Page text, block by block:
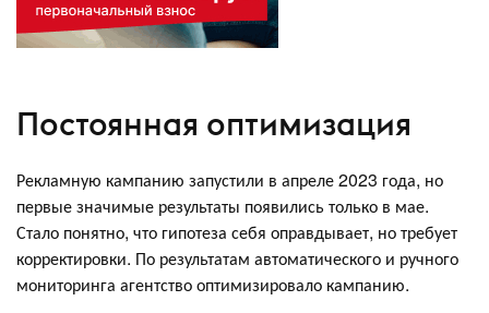
Постоянная оптимизация
Рекламную кампанию запустили в апреле 2023 года, но
первые значимые результаты появились только в мае.
Стало понятно, что гипотеза себя оправдывает, но требует
корректировки. По результатам автоматического и ручного
мониторинга агентство оптимизировало кампанию.